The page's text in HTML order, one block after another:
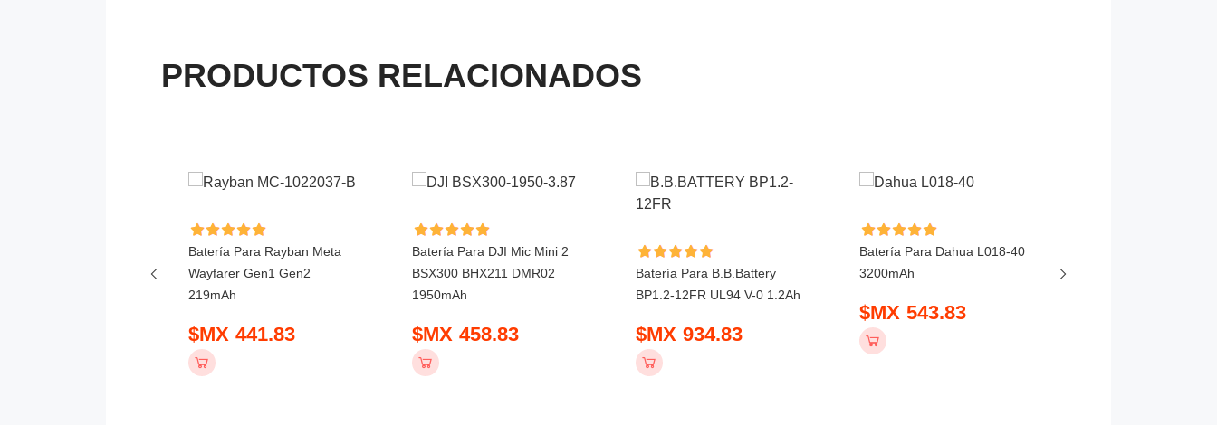
PRODUCTOS RELACIONADOS
Batería Para Rayban Meta
Wayfarer Gen1 Gen2
219mAh
$MX 441.83
Batería Para DJI Mic Mini 2
BSX300 BHX211 DMR02
1950mAh
$MX 458.83
Batería Para B.b.battery
BP1.2-12FR UL94 V-0 1.2Ah
$MX 934.83
Batería Para Dahua L018-40
3200mAh
$MX 543.83